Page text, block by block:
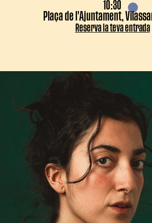
10:30
Plaça de l'Ajuntament,
Reserva la teva entrada